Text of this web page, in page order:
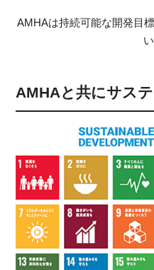
AMHAは持続可能な開発目
AMHAと共にサス